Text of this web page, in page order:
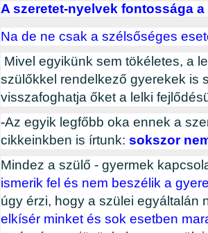
A szeretet-nyelvek fontossága
Na de ne csak a szélsőséges
Mivel egyikünk sem tökéletes, a
szülőkkel rendelkező gyerekek is
visszafoghatja őket a lelki
-Az egyik legfőbb oka ennek a
cikkeinkben is írtunk: sokszor
Mindez a szülő - gyermek
ismerik fel és nem beszélik a
úgy érzi, hogy a szülei egyáltalán
elkísér minket és sok esetben